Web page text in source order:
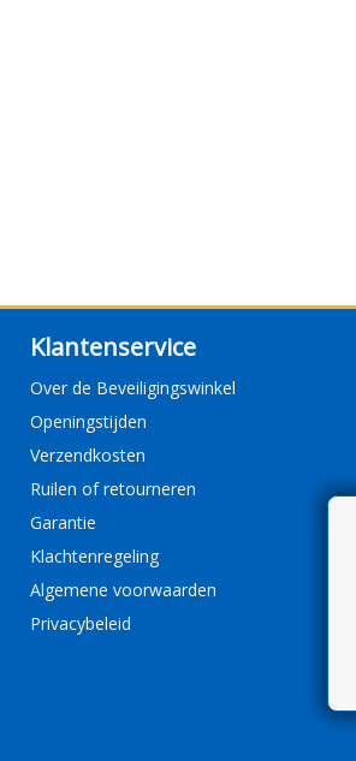
Klantenservice
Over de Beveiligingswinkel
Openingstijden
Verzendkosten
Ruilen of retourneren
Garantie
Klachtenregeling
Algemene voorwaarden
Privacybeleid